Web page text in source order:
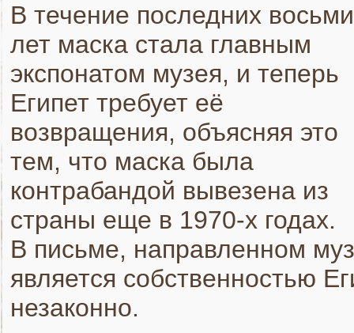
В течение последних восьми
лет маска стала главным
экспонатом музея, и теперь
Египет требует её
возвращения, объясняя это
тем, что маска была
контрабандой вывезена из
страны еще в 1970-х годах.
В письме, направленном
является собственностью
незаконно.